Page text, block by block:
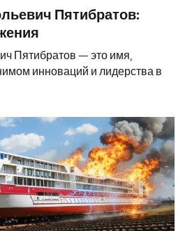
Пятибратов:
Пятибратов — это имя,
инноваций и лидерства в